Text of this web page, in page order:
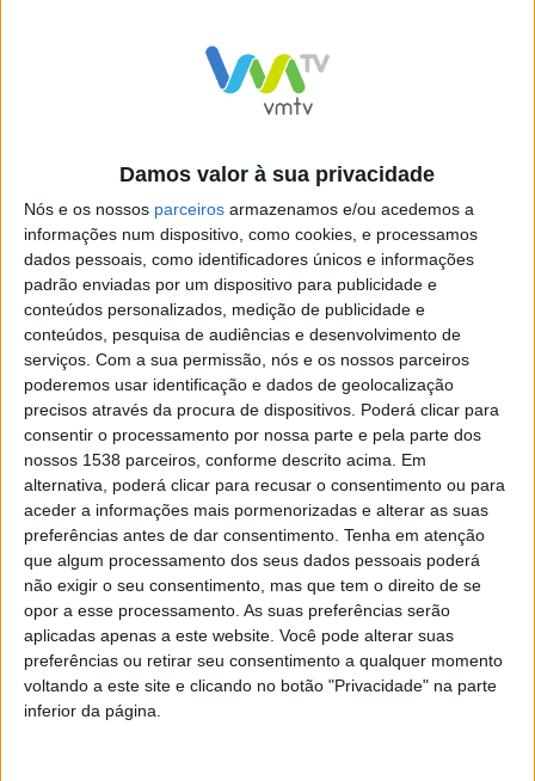
Damos valor à sua privacidade
Nós e os nossos parceiros armazenamos e/ou acedemos a
informações num dispositivo, como cookies, e processamos
dados pessoais, como identificadores únicos e informações
padrão enviadas por um dispositivo para publicidade e
conteúdos personalizados, medição de publicidade e
conteúdos, pesquisa de audiências e desenvolvimento de
serviços. Com a sua permissão, nós e os nossos parceiros
poderemos usar identificação e dados de geolocalização
precisos através da procura de dispositivos. Poderá clicar para
consentir o processamento por nossa parte e pela parte dos
nossos 1538 parceiros, conforme descrito acima. Em
alternativa, poderá clicar para recusar o consentimento ou para
aceder a informações mais pormenorizadas e alterar as suas
preferências antes de dar consentimento. Tenha em atenção
que algum processamento dos seus dados pessoais poderá
não exigir o seu consentimento, mas que tem o direito de se
opor a esse processamento. As suas preferências serão
aplicadas apenas a este website. Você pode alterar suas
preferências ou retirar seu consentimento a qualquer momento
voltando a este site e clicando no botão "Privacidade" na parte
inferior da página.
nacional e internacional como um destino de desportos
de natureza, aventura e lazer, de eleição.
O Cabreira Challenge é um evento multidesportivo,
com o trail, btt, passeio todo terreno e raid de motas…
O mesmo ponto de partida e chegada, percursos
diferentes e modalidades distintas, fazem desta prova,
um desafio único e inovador, garantindo uma
experiência única e memorável aos participantes numa
prova de superação, aventura, animação e muitos
desafios.
No decorrer da prova a fadiga acumulada, dificuldades
de orientação e passagem de obstáculos naturais em
território desconhecido, antevêem-se várias
contrariedades… Mais do que vencer, o desafio consiste
em concluir a prova!